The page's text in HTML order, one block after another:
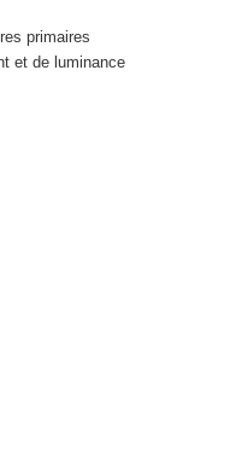
primaires
et de luminance